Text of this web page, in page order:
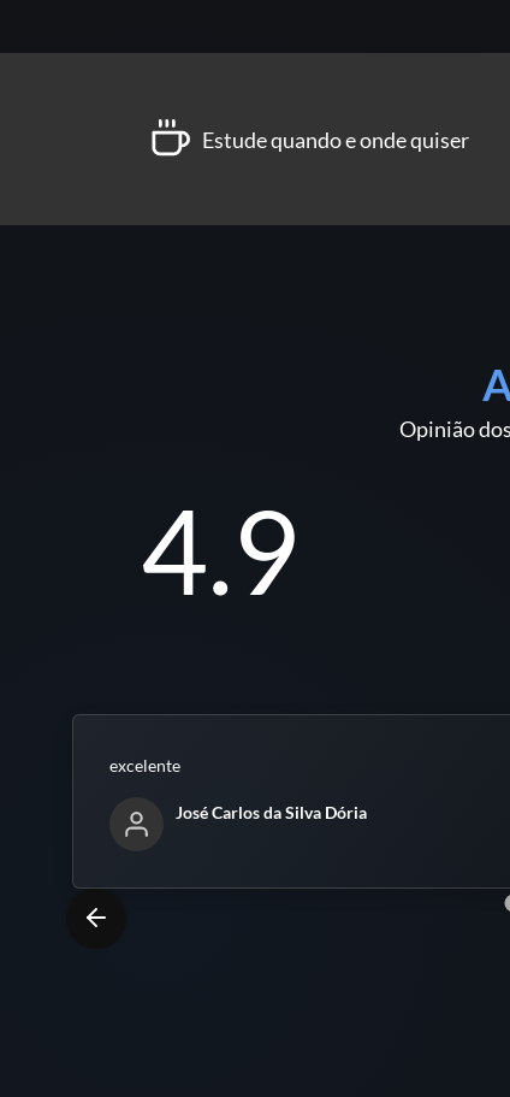
Estude quando e onde quiser
Opinião
4.9
excelente
José Carlos da Silva Dória